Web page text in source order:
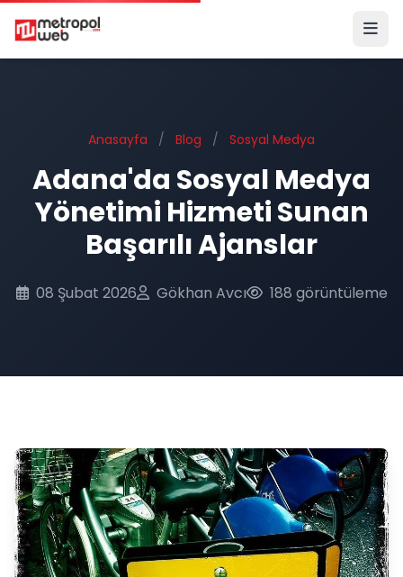
Ana içeriğe geç
Anasayfa / Blog / Sosyal Medya
Adana'da Sosyal Medya
Yönetimi Hizmeti Sunan
Başarılı Ajanslar
08 Şubat 2026 Gökhan Avcı 188 görüntüleme